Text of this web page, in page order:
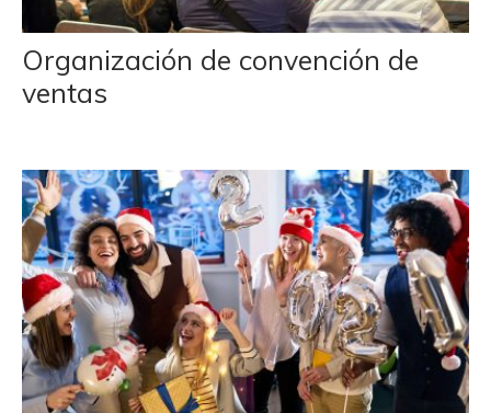
Organización de convención de
ventas